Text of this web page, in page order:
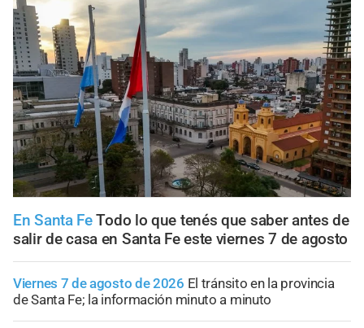
En Santa FeTodo lo que tenés que saber antes de
salir de casa en Santa Fe este viernes 7 de agosto
Viernes 7 de agosto de 2026 El tránsito en la provincia
de Santa Fe; la información minuto a minuto